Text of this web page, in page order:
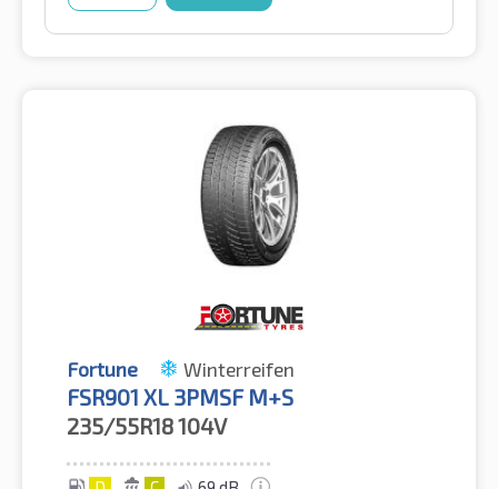
Fortune Winterreifen
FSR901 XL 3PMSF M+S
235/55R18104V